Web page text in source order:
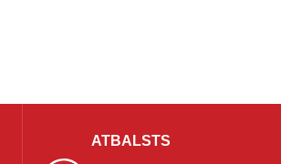
ATBALSTS